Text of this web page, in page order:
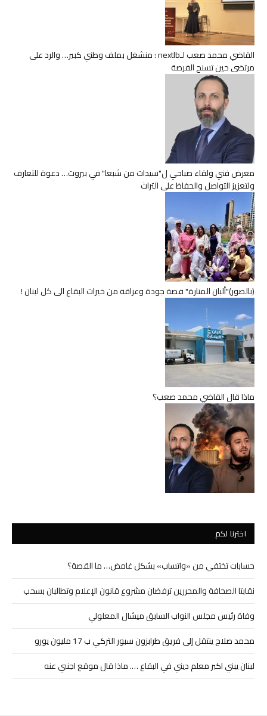
القاضي محمد صعب لـnextlb : منشغل بملف وطني كبير… والرد على
مرتضى حين تسنح الفرصة
معرض فني ولقاء صباحي ل"سيدات من شبعا" في بيروت… دعوة للتعارف
ولتعزيز التواصل والحفاظ على التراث
(بالصور)"ألبان المنارة" قصة جودة وعراقة من خيرات البقاع الى كل لبنان !
ماذا قال القاضي محمد صعب؟
اخترنا لكم
حسابات تختفي من «واتساب» بشكل غامض… ما القصة؟
نقابتا الصحافة والمحررين ترفضان مشروع قانون الإعلام وتطالبان بسحب
وفاة رئيس مجلس النواب السابق ميشال المعلولي
محمد صلاح ينتقل إلى فريق طرابزون سبور التركي ب 17 مليون يورو
لبنان يبني اكبر معلم ديني في البقاع …. ماذا قال موقع اجنبي عنه